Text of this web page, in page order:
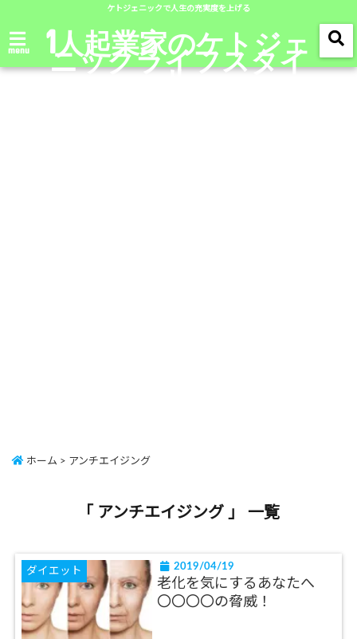
ケトジェニックで人生の充実度を上げる
menu 1人起業家のケトジェ
ニックライフスタイ
ル
ホーム > アンチエイジング
「 アンチエイジング 」 一覧
ダイエット 2019/04/19
老化を気にするあなたへ
〇〇〇〇の脅威！